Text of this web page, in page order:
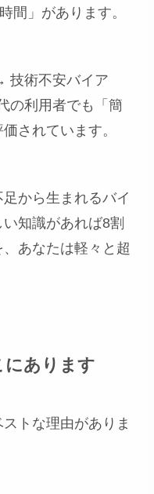
間」があります。
技術不安バイア
の利用者でも「簡
されています。
から生まれるバイ
知識があれば8割
あなたは軽々と超
にあります
トな理由がありま